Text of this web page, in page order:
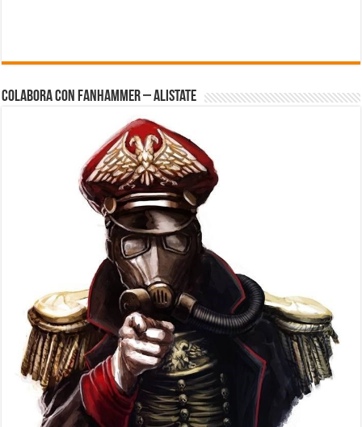
Colabora con FanHammer – Alistate